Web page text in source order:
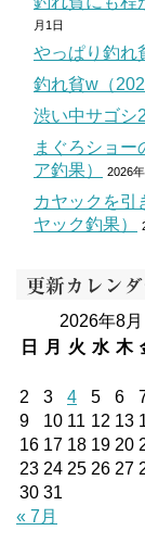
月1日
やっぱり釣れ
釣れ貧w（
渋い中サゴシ
まぐろショー
ア釣果）
2026
カヤックを引
ヤック釣果）
更新カレンダ
2026年8月
日
月 火 水 木
2
3 4 5 6
9
10 11 12 13
16 17 18 19 20
23 24 25 26 27
30 31
« 7月